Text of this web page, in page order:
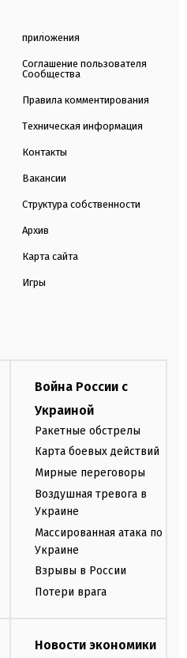
приложения
Соглашение пользователя
Сообщества
Правила комментирования
Техническая информация
Контакты
Вакансии
Структура собственности
Архив
Карта сайта
Игры
Война России с
Украиной
Ракетные обстрелы
Карта боевых действий
Мирные переговоры
Воздушная тревога в
Украине
Массированная атака по
Украине
Взрывы в России
Потери врага
Новости экономики